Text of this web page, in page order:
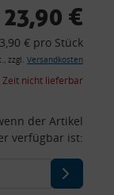
23,90 €
€ pro Stück
zzgl. Versandkosten
Zeit nicht lieferbar
der Artikel
verfügbar ist: